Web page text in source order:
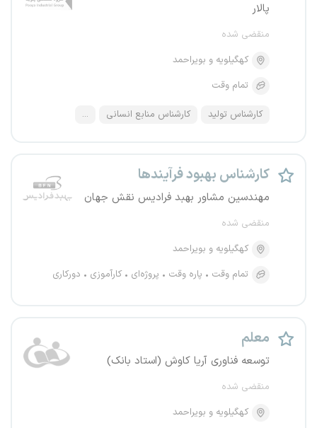
پالار
منقضی شده
کهگیلویه و بویراحمد
تمام وقت
کارشناس تولید کارشناس منابع انسانی ...
کارشناس بهبود فرآیندها
مهندسین مشاور بهبد فرادیس نقش جهان
منقضی شده
کهگیلویه و بویراحمد
تمام وقت
پاره وقت پروژه‌ای کارآموزی دورکاری
معلم
توسعه فناوری آریا کاوش (استاد بانک)
منقضی شده
کهگیلویه و بویراحمد